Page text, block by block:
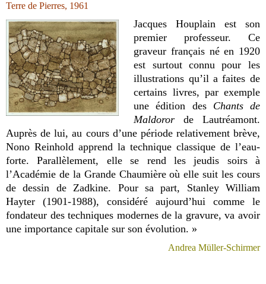
Terre de Pierres, 1961
Jacques Houplain est son
premier professeur. Ce
graveur français né en 1920
est surtout connu pour les
illustrations qu’il a faites de
certains livres, par exemple
une édition des Chants de
Maldoror de Lautréamont.
Auprès de lui, au cours d’une période relativement brève,
Nono Reinhold apprend la technique classique de l’eau-
forte. Parallèlement, elle se rend les jeudis soirs à
l’Académie de la Grande Chaumière où elle suit les cours
de dessin de Zadkine. Pour sa part, Stanley William
Hayter (1901-1988), considéré aujourd’hui comme le
fondateur des techniques modernes de la gravure, va avoir
une importance capitale sur son évolution. »
Andrea Müller-Schirmer